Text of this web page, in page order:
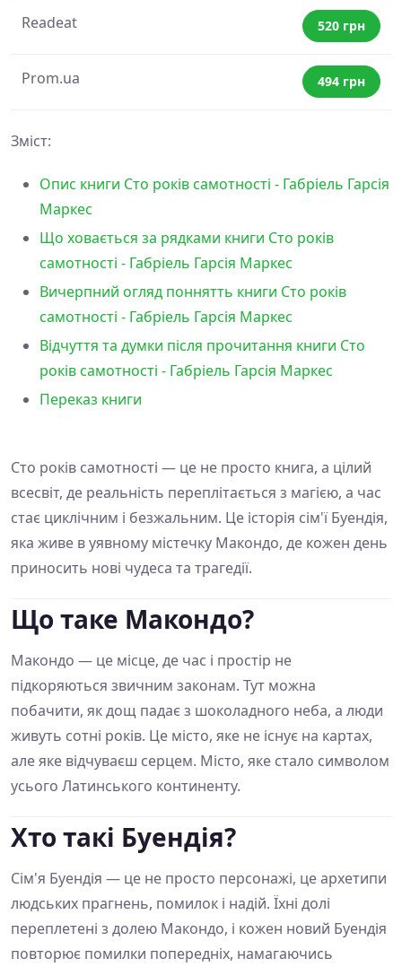
Readeat 520 грн
Prom.ua 494 грн
Зміст:
Опис книги Сто років самотності - Габріель Гарсія
Маркес
Що ховається за рядками книги Сто років
самотності - Габріель Гарсія Маркес
Вичерпний огляд поннятть книги Сто років
самотності - Габріель Гарсія Маркес
Відчуття та думки після прочитання книги Сто
років самотності - Габріель Гарсія Маркес
Переказ книги
Сто років самотності — це не просто книга, а цілий
всесвіт, де реальність переплітається з магією, а час
стає циклічним і безжальним. Це історія сім'ї Буендія,
яка живе в уявному містечку Макондо, де кожен день
приносить нові чудеса та трагедії.
Що таке Макондо?
Макондо — це місце, де час і простір не
підкоряються звичним законам. Тут можна
побачити, як дощ падає з шоколадного неба, а люди
живуть сотні років. Це місто, яке не існує на картах,
але яке відчуваєш серцем. Місто, яке стало символом
усього Латинського континенту.
Хто такі Буендія?
Сім'я Буендія — це не просто персонажі, це архетипи
людських прагнень, помилок і надій. Їхні долі
переплетені з долею Макондо, і кожен новий Буендія
повторює помилки попередніх, намагаючись